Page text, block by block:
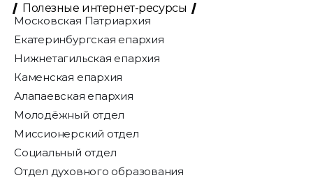
Полезные интернет-ресурсы
Московская Патриархия
Екатеринбургская епархия
Нижнетагильская епархия
Каменская епархия
Алапаевская епархия
Молодёжный отдел
Миссионерский отдел
Социальный отдел
Отдел духовного образования